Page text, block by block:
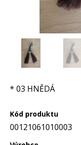
* 03 HNĚDÁ
Kód produktu
00121061010003